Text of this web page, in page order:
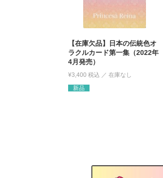
【在庫欠品】日本の伝統色オ
ラクルカード第一集（2022年
4月発売）
¥3,400 税込
新品